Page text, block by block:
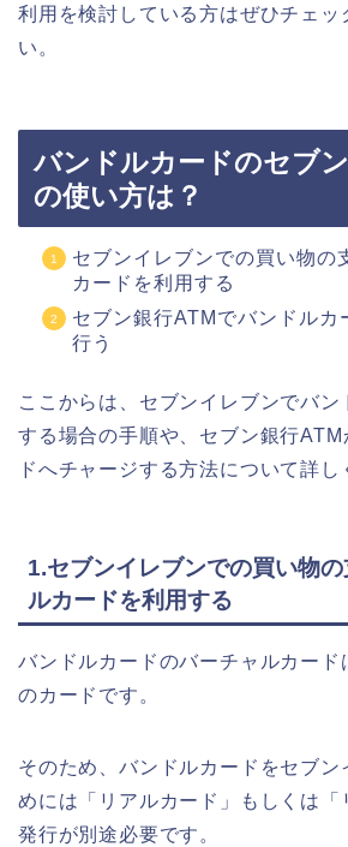
利用を検討している方はぜひチェッ
い。
バンドルカードのセブ
の使い方は？
セブンイレブンでの買い物の
カードを利用する
セブン銀行ATMでバンドルカ
行う
ここからは、セブンイレブンでバン
する場合の手順や、セブン銀行
ドへチャージする方法について詳し
1.セブンイレブンでの買い物
ルカードを利用する
バンドルカードのバーチャルカード
のカードです。
そのため、バンドルカードをセブン
めには「リアルカード」もしくは「
発行が別途必要です。